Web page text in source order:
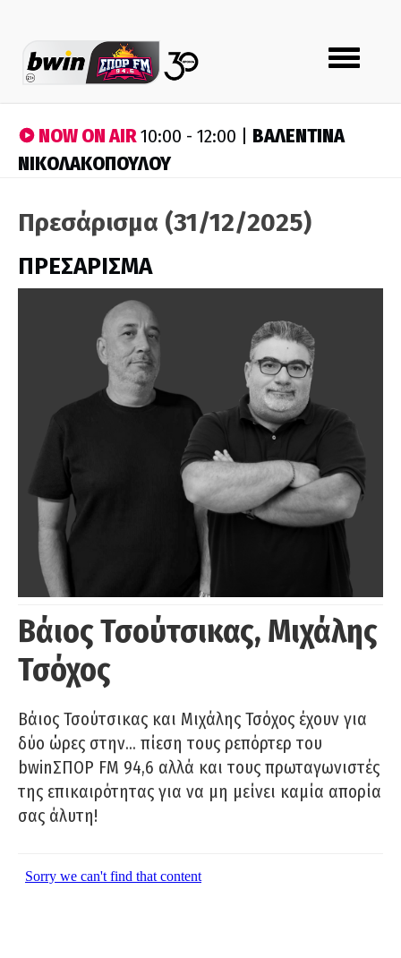
Toggle
navigation
NOW ON AIR10:00 - 12:00 | ΒΑΛΕΝΤΙΝΑ
ΝΙΚΟΛΑΚΟΠΟΥΛΟΥ
Πρεσάρισμα (31/12/2025)
ΠΡΕΣΑΡΙΣΜΑ
Βάιος Τσούτσικας, Μιχάλης
Τσόχος
Βάιος Τσούτσικας και Μιχάλης Τσόχος έχουν για
δύο ώρες στην… πίεση τους ρεπόρτερ του
bwinΣΠΟΡ FM 94,6 αλλά και τους πρωταγωνιστές
της επικαιρότητας για να μη μείνει καμία απορία
σας άλυτη!